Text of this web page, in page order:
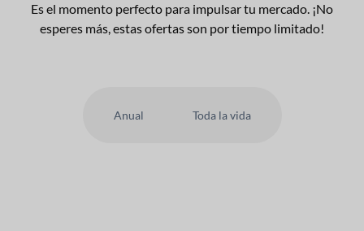
Es el momento perfecto para impulsar tu mercado. ¡No
esperes más, estas ofertas son por tiempo limitado!
Anual Toda la vida